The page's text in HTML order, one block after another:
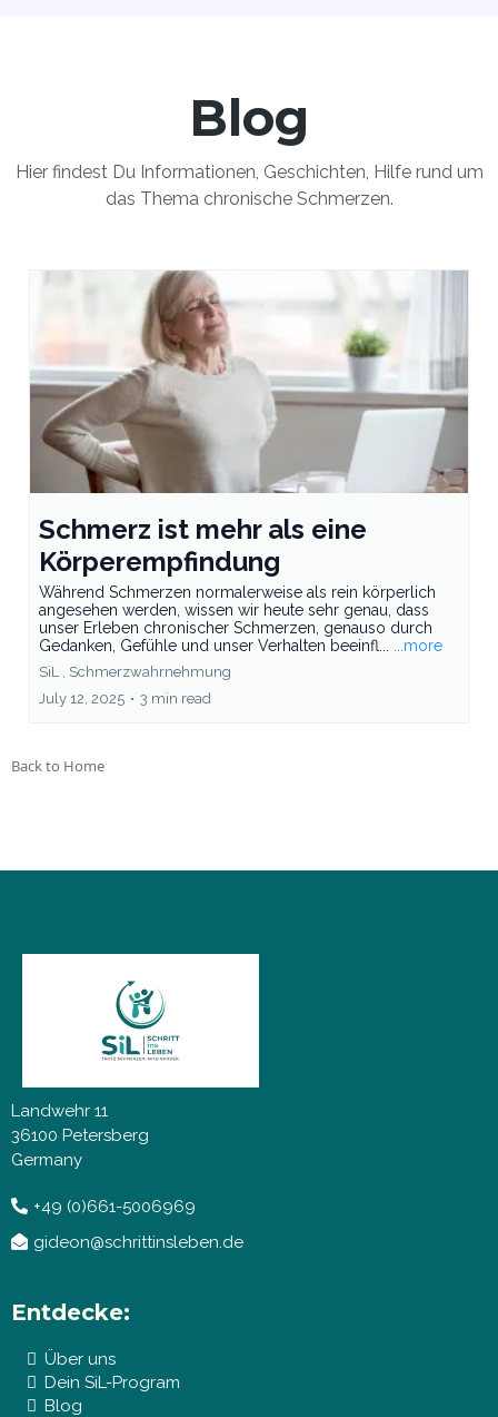
Blog
Hier findest Du Informationen, Geschichten, Hilfe rund um
das Thema chronische Schmerzen.
Schmerz ist mehr als eine
Körperempfindung
Während Schmerzen normalerweise als rein körperlich
angesehen werden, wissen wir heute sehr genau, dass
unser Erleben chronischer Schmerzen, genauso durch
Gedanken, Gefühle und unser Verhalten beeinfl...
...more
SiL ,
Schmerzwahrnehmung
July 12, 2025 • 3 min read
Back to Home
Landwehr 11
36100 Petersberg
Germany
+49 (0)661-5006969
gideon@schrittinsleben.de
Entdecke:
Über uns
Dein SiL-Program
Blog